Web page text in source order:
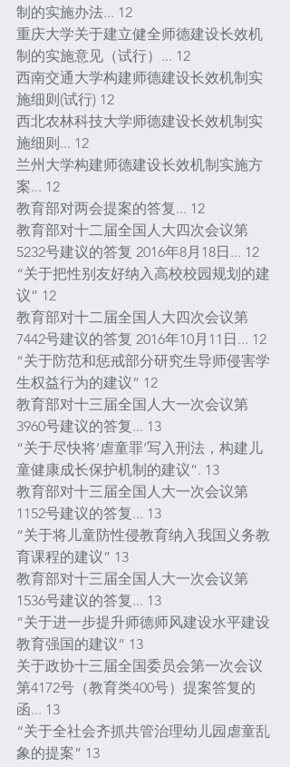
制的实施办法... 12
重庆大学关于建立健全师德建设长效机
制的实施意见（试行）... 12
西南交通大学构建师德建设长效机制实
施细则(试行) 12
西北农林科技大学师德建设长效机制实
施细则... 12
兰州大学构建师德建设长效机制实施方
案... 12
教育部对两会提案的答复... 12
教育部对十二届全国人大四次会议第
5232号建议的答复 2016年8月18日... 12
“关于把性别友好纳入高校校园规划的建
议” 12
教育部对十二届全国人大四次会议第
7442号建议的答复 2016年10月11日... 12
“关于防范和惩戒部分研究生导师侵害学
生权益行为的建议” 12
教育部对十三届全国人大一次会议第
3960号建议的答复... 13
“关于尽快将‘虐童罪’写入刑法，构建儿
童健康成长保护机制的建议”. 13
教育部对十三届全国人大一次会议第
1152号建议的答复... 13
“关于将儿童防性侵教育纳入我国义务教
育课程的建议” 13
教育部对十三届全国人大一次会议第
1536号建议的答复... 13
“关于进一步提升师德师风建设水平建设
教育强国的建议” 13
关于政协十三届全国委员会第一次会议
第4172号（教育类400号）提案答复的
函... 13
“关于全社会齐抓共管治理幼儿园虐童乱
象的提案” 13